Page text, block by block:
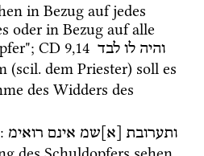
in Bezug auf jedes
oder in Bezug auf alle
CD 9,14 והיה לו לבד
(scil. dem Priester) soll es
des Widders des
: ותערובת [א]שמ אינם רואימ